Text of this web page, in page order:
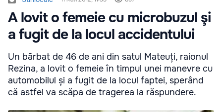
A lovit o femeie cu microbuzul şi
a fugit de la locul accidentului
Un bărbat de 46 de ani din satul Mateuți, raionul
Rezina, a lovit o femeie în timpul unei manevre cu
automobilul și a fugit de la locul faptei, sperând
că astfel va scăpa de tragerea la răspundere.